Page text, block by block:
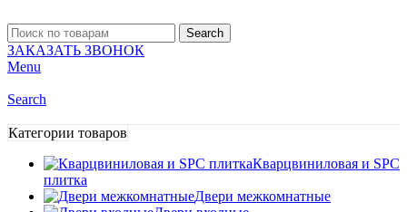
Search
ЗАКАЗАТЬ ЗВОНОК
Menu
Search
Категории товаров
Кварцвиниловая и SPC
плитка
Двери межкомнатные